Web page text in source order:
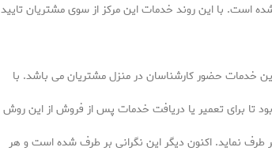
است. با این روند خدمات این مرکز از سوی مشتریان تایید
خدمات حضور کارشناسان در منزل مشتریان می باشد. با
تا برای تعمیر یا دریافت خدمات پس از فروش از این روش
طرف نماید. اکنون دیگر این نگرانی بر طرف شده است و هر